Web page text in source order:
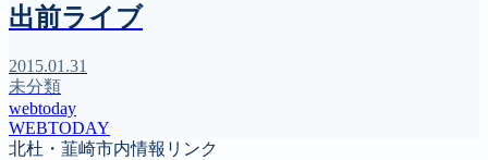
出前ライブ
2015.01.31
未分類
webtoday
WEBTODAY
北杜・韮崎市内情報リンク